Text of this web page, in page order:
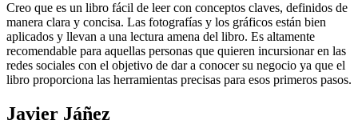
Creo que es un libro fácil de leer con conceptos claves, definidos de
manera clara y concisa. Las fotografías y los gráficos están bien
aplicados y llevan a una lectura amena del libro. Es altamente
recomendable para aquellas personas que quieren incursionar en las
redes sociales con el objetivo de dar a conocer su negocio ya que el
libro proporciona las herramientas precisas para esos primeros pasos.
Javier Jáñez